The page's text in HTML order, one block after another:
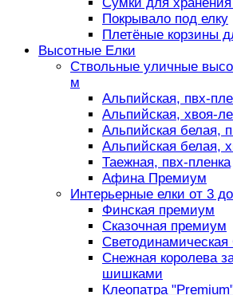
Покрывало под елку
Плетёные корзины
Высотные Елки
Ствольные уличные
м
Альпийская, пвх-
Альпийская, хвоя-
Альпийская белая,
Альпийская белая,
Таежная, пвх-пленка
Афина Премиум
Интерьерные елки от 3
Финская премиум
Сказочная премиум
Снежная королева
шишками
Клеопатра